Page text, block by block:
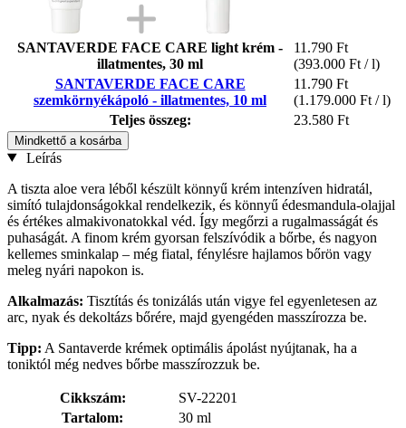
SANTAVERDE FACE CARE light krém -
illatmentes, 30 ml
11.790 Ft
(393.000 Ft / l)
SANTAVERDE FACE CARE
szemkörnyékápoló - illatmentes, 10 ml
11.790 Ft
(1.179.000 Ft / l)
Teljes összeg:
23.580 Ft
Mindkettő a kosárba
Leírás
A tiszta aloe vera léből készült könnyű krém intenzíven hidratál,
simító tulajdonságokkal rendelkezik, és könnyű édesmandula-olajjal
és értékes almakivonatokkal véd. Így megőrzi a rugalmasságát és
puhaságát. A finom krém gyorsan felszívódik a bőrbe, és nagyon
kellemes sminkalap – még fiatal, fénylésre hajlamos bőrön vagy
meleg nyári napokon is.
Alkalmazás: Tisztítás és tonizálás után vigye fel egyenletesen az
arc, nyak és dekoltázs bőrére, majd gyengéden masszírozza be.
Tipp: A Santaverde krémek optimális ápolást nyújtanak, ha a
toniktól még nedves bőrbe masszírozzuk be.
Cikkszám:
SV-22201
Tartalom:
30 ml